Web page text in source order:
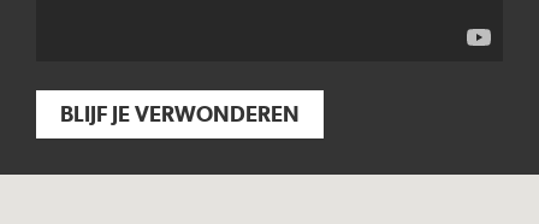
BLIJF JE VERWONDEREN